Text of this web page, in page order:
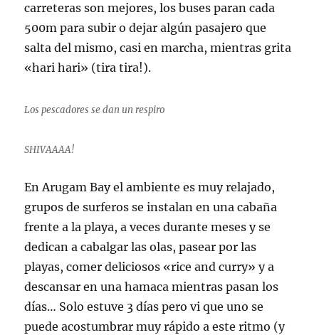
carreteras son mejores, los buses paran cada
500m para subir o dejar algún pasajero que
salta del mismo, casi en marcha, mientras grita
«hari hari» (tira tira!).
Los pescadores se dan un respiro
SHIVAAAA!
En Arugam Bay el ambiente es muy relajado,
grupos de surferos se instalan en una cabaña
frente a la playa, a veces durante meses y se
dedican a cabalgar las olas, pasear por las
playas, comer deliciosos «rice and curry» y a
descansar en una hamaca mientras pasan los
días… Solo estuve 3 días pero vi que uno se
puede acostumbrar muy rápido a este ritmo (y